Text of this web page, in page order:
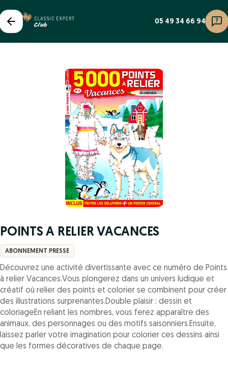
05 49 34 66 94
POINTS A RELIER VACANCES
ABONNEMENT PRESSE
Découvrez une activité divertissante avec ce numéro de Points
à relier Vacances.Vous plongerez dans un univers ludique et
créatif où relier des points et colorier se combinent pour créer
des illustrations surprenantes.Double plaisir : dessin et
coloriageEn reliant les nombres, vous ferez apparaître des
animaux, des personnages ou des motifs saisonniers.Ensuite,
laissez parler votre imagination pour colorier ces dessins ainsi
que les formes décoratives de chaque page.